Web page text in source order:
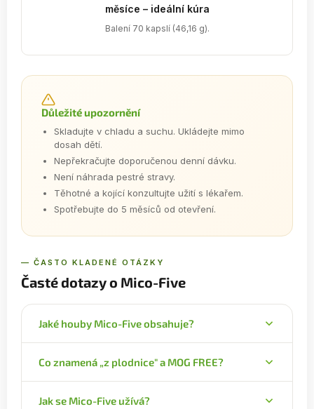
měsíce – ideální kúra
Balení 70 kapslí (46,16 g).
Důležité upozornění
Skladujte v chladu a suchu. Ukládejte mimo
dosah dětí.
Nepřekračujte doporučenou denní dávku.
Není náhrada pestré stravy.
Těhotné a kojící konzultujte užití s lékařem.
Spotřebujte do 5 měsíců od otevření.
— ČASTO KLADENÉ OTÁZKY
Časté dotazy o Mico-Five
Jaké houby Mico-Five obsahuje?
lucidum), Maitake (Grifola frondosa), Shiitake
(Lentinula edodes), Žampion mandlový (Agaricus
blazei) a Chagu (Inonotus obliquus).
Co znamená „z plodnice" a MOG FREE?
celého těla houby; Chaga z čistého mycelia
Jak se Mico-Five užívá?